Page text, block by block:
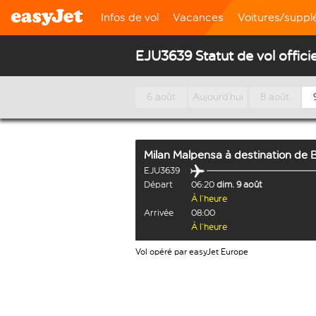
Infos de vol Vacances Voitures/
EJU3639 Statut de vol
6 août Aujourd’hui 8 août
Milan Malpensa à destination de
EJU3639
Départ
06:20 dim. 9 août
À l’heure
Arrivée
08:00
À l’heure
Vol opéré par easyJet Europe